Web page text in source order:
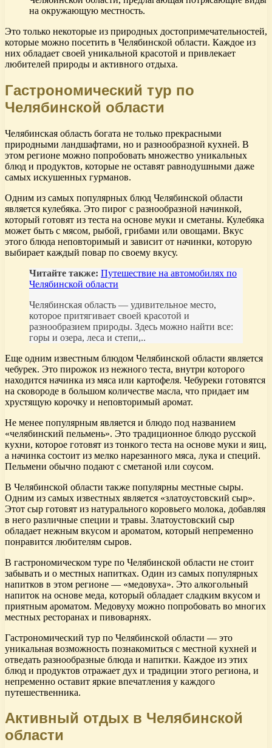
на окружающую местность.
Это только некоторые из природных достопримечательностей,
которые можно посетить в Челябинской области. Каждое из
них обладает своей уникальной красотой и привлекает
любителей природы и активного отдыха.
Гастрономический тур по
Челябинской области
Челябинская область богата не только прекрасными
природными ландшафтами, но и разнообразной кухней. В
этом регионе можно попробовать множество уникальных
блюд и продуктов, которые не оставят равнодушными даже
самых искушенных гурманов.
Одним из самых популярных блюд Челябинской области
является кулебяка. Это пирог с разнообразной начинкой,
который готовят из теста на основе муки и сметаны. Кулебяка
может быть с мясом, рыбой, грибами или овощами. Вкус
этого блюда неповторимый и зависит от начинки, которую
выбирает каждый повар по своему вкусу.
Читайте также: Путешествие на автомобилях по
Челябинской области
Челябинская область — удивительное место,
которое притягивает своей красотой и
разнообразием природы. Здесь можно найти все:
горы и озера, леса и степи,..
Еще одним известным блюдом Челябинской области является
чебурек. Это пирожок из нежного теста, внутри которого
находится начинка из мяса или картофеля. Чебуреки готовятся
на сковороде в большом количестве масла, что придает им
хрустящую корочку и неповторимый аромат.
Не менее популярным является и блюдо под названием
«челябинский пельмень». Это традиционное блюдо русской
кухни, которое готовят из тонкого теста на основе муки и яиц,
а начинка состоит из мелко нарезанного мяса, лука и специй.
Пельмени обычно подают с сметаной или соусом.
В Челябинской области также популярны местные сыры.
Одним из самых известных является «златоустовский сыр».
Этот сыр готовят из натурального коровьего молока, добавляя
в него различные специи и травы. Златоустовский сыр
обладает нежным вкусом и ароматом, который непременно
понравится любителям сыров.
В гастрономическом туре по Челябинской области не стоит
забывать и о местных напитках. Один из самых популярных
напитков в этом регионе — «медовуха». Это алкогольный
напиток на основе меда, который обладает сладким вкусом и
приятным ароматом. Медовуху можно попробовать во многих
местных ресторанах и пивоварнях.
Гастрономический тур по Челябинской области — это
уникальная возможность познакомиться с местной кухней и
отведать разнообразные блюда и напитки. Каждое из этих
блюд и продуктов отражает дух и традиции этого региона, и
непременно оставит яркие впечатления у каждого
путешественника.
Активный отдых в Челябинской
области